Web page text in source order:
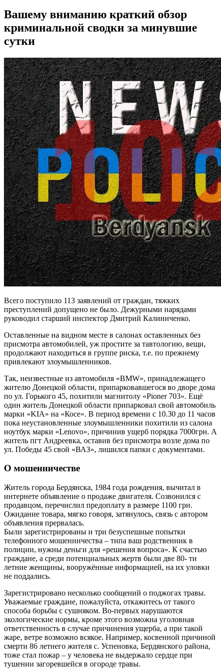
Вашему вниманию краткий обзор
криминальной сводки за минувшие
сутки
Всего поступило 113 заявлений от граждан, тяжких
преступлений допущено не было. Дежурными нарядами
руководил старший инспектор Дмитрий Калиниченко.
Оставленные на видном месте в салонах оставленных без
присмотра автомобилей, уж простите за тавтологию, вещи,
продолжают находиться в группе риска, т.е. по прежнему
привлекают злоумышленников.
Так, неизвестные из автомобиля «BMW», принадлежащего
жителю Донецкой области, припарковавшегося во дворе дома
по ул. Горького 45, похитили магнитолу «Pioner 703». Ещё
один житель Донецкой области припарковал свой автомобиль
марки «KIA» на «Косе». В период времени с 10.30 до 11 часов
пока неустановленные злоумышленники похитили из салона
ноутбук марки «Lenovo», причинив ущерб порядка 7000грн. А
житель пгт Андреевка, оставив без присмотра возле дома по
ул. Победы 45 свой «ВАЗ», лишился папки с документами.
О мошенничестве
Житель города Бердянска, 1984 года рождения, вычитал в
интернете объявление о продаже двигателя. Созвонился с
продавцом, перечислил предоплату в размере 1100 грн.
Ожидание товара, мягко говоря, затянулось, связь с автором
объявления прервалась.
Были зарегистрированы и три безуспешные попытки
телефонного мошенничества – типа ваш родственник в
полиции, нужны деньги для «решения вопроса». К счастью
граждане, а среди потенциальных жертв были две 80- ти
летние женщины, вооружённые информацией, на их уловки
не поддались.
Зарегистрировано несколько сообщений о поджогах травы.
Уважаемые граждане, пожалуйста, откажитесь от такого
способа борьбы с сушняком. Во-первых нарушаются
экологические нормы, кроме этого возможна уголовная
ответственность в случае причинения ущерба, а при такой
жаре, ветре возможно всякое. Например, косвенной причиной
смерти 86 летнего жителя с. Успеновка, Бердянского района,
тоже стал пожар – у человека не выдержало сердце при
тушении загоревшейся в огороде травы.